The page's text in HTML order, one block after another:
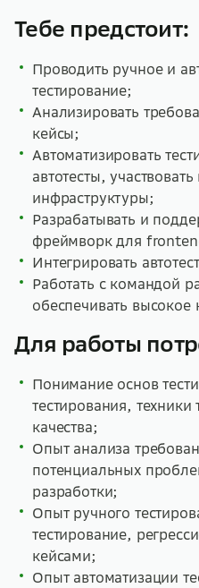
Тебе предстоит:
Проводить ручное и
тестирование;
Анализировать
кейсы;
Автоматизировать
автотесты,
инфраструктуры;
Разрабатывать и
фреймворк для
Интегрировать
Работать с командой
обеспечивать высокое
Для работы
Понимание основ
тестирования,
качества;
Опыт анализа
потенциальных
разработки;
Опыт ручного
тестирование,
кейсами;
Опыт автоматизации